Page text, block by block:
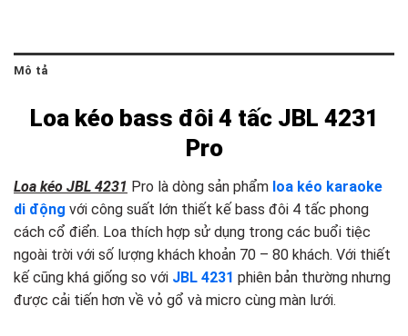
Mô tả
Loa kéo bass đôi 4 tấc JBL 4231
Pro
Loa kéo JBL 4231 Pro là dòng sản phẩm loa kéo karaoke
di động với công suất lớn thiết kế bass đôi 4 tấc phong
cách cổ điển. Loa thích hợp sử dụng trong các buổi tiệc
ngoài trời với số lượng khách khoản 70 – 80 khách. Với thiết
kế cũng khá giống so với JBL 4231 phiên bản thường nhưng
được cải tiến hơn về vỏ gổ và micro cùng màn lưới.